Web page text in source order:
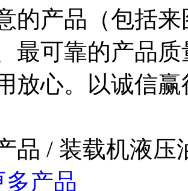
的产品（包括
最可靠的产品
放心。以诚信
品 / 装载机液压
多产品